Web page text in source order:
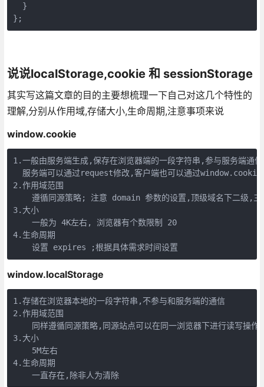
  }
};
说说localStorage,cookie 和 sessionStorage
其实写这篇文章的目的主要想梳理一下自己对这几个特性的
理解,分别从作用域,存储大小,生命周期,注意事项来说
window.cookie
1.一般由服务端生成,保存在浏览器端的一段字符串,参与服务端通
服务端可以通过request修改,客户端也可以通过window.cookie
2.作用域范围
遵循同源策略; 注意 domain 参数的设置,顶级域名下二级,
3.大小
    一般为 4K左右, 浏览器有个数限制 20
4.生命周期
window.localStorage
1.存储在浏览器本地的一段字符串,不参与和服务端的通信
2.作用域范围
    同样遵循同源策略,同源站点可以在同一浏览器下进行读写操作
3.大小
    5M左右
4.生命周期
    一直存在,除非人为清除